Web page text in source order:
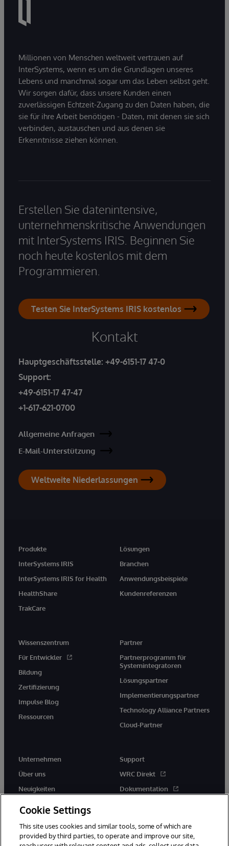
Millionen von Menschen weltweit vertrauen auf
InterSystems, wenn es um die Grundlagen unseres
Lebens und manchmal sogar um das Leben selbst geht.
Wir sorgen dafür, dass unsere Kunden einen
zuverlässigen Echtzeit-Zugang zu den Daten haben, die
sie für ihre Arbeit benötigen - Daten, mit denen sie sich
verbinden, austauschen und aus denen sie
Erkenntnisse ziehen können.
Erstellen Sie datenintensive,
unternehmenskritische Anwendungen
mit InterSystems IRIS. Beginnen Sie
noch heute kostenlos mit dem
Programmieren.
Testen Sie InterSystems IRIS kostenlos
Kontakt
Hauptgeschäftsstelle: +49-6151-17 47-0
Support:
+49-6151-17 47-47
+1-617-621-0700
Allgemeine Anfragen
E-Mail-Unterstützung
Weltweite Niederlassungen
Produkte
InterSystems IRIS
InterSystems IRIS for Health
HealthShare
TrakCare
Lösungen
Branchen
Anwendungsbeispiele
Kundenreferenzen
Wissenszentrum
Für Entwickler
Bildung
Zertifizierung
Impulse Blog
Ressourcen
Partner
Partnerprogramm für
Systemintegratoren
Lösungspartner
Implementierungspartner
Technology Alliance Partners
Cloud-Partner
Unternehmen
Über uns
Neuigkeiten
Support
WRC Direkt
Dokumentation
Cookie Settings
This site uses cookies and similar tools, some of which are
provided by third parties, to operate and improve our site,